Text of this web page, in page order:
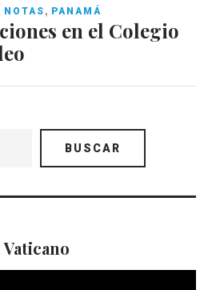
NOTAS , PANAMÁ
en el Colegio
BUSCAR